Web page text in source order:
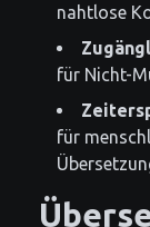
nahtlose
für Nicht-
für